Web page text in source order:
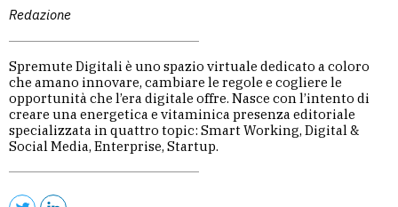
Redazione
Spremute Digitali è uno spazio virtuale dedicato a coloro
che amano innovare, cambiare le regole e cogliere le
opportunità che l’era digitale offre. Nasce con l’intento di
creare una energetica e vitaminica presenza editoriale
specializzata in quattro topic: Smart Working, Digital &
Social Media, Enterprise, Startup.